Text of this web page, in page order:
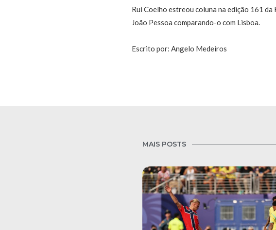
Rui Coelho estreou coluna na edição 161
João Pessoa comparando-o com Lisboa.
Escrito por: Angelo Medeiros
MAIS POSTS